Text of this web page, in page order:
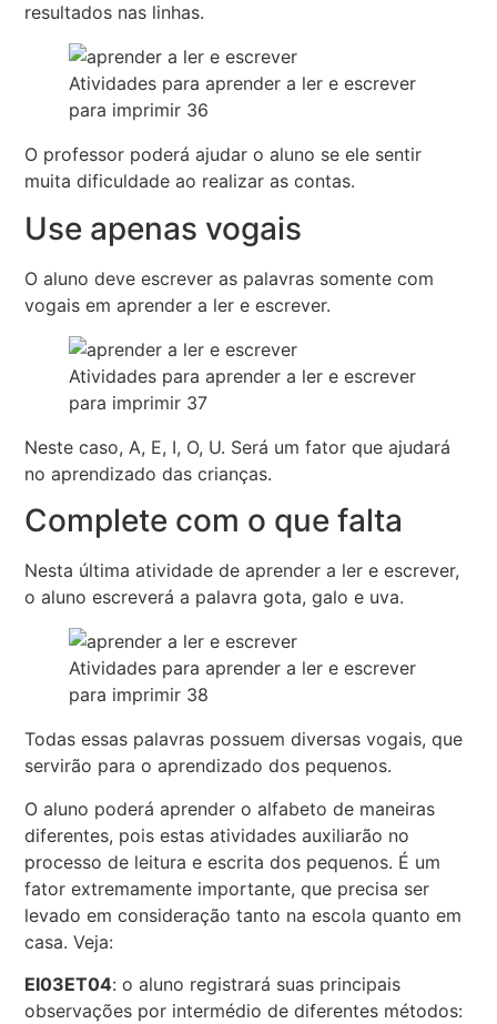
resultados nas linhas.
Atividades para aprender a ler e escrever
para imprimir 36
O professor poderá ajudar o aluno se ele sentir
muita dificuldade ao realizar as contas.
Use apenas vogais
O aluno deve escrever as palavras somente com
vogais em aprender a ler e escrever.
Atividades para aprender a ler e escrever
para imprimir 37
Neste caso, A, E, I, O, U. Será um fator que ajudará
no aprendizado das crianças.
Complete com o que falta
Nesta última atividade de aprender a ler e escrever,
o aluno escreverá a palavra gota, galo e uva.
Atividades para aprender a ler e escrever
para imprimir 38
Todas essas palavras possuem diversas vogais, que
servirão para o aprendizado dos pequenos.
O aluno poderá aprender o alfabeto de maneiras
diferentes, pois estas atividades auxiliarão no
processo de leitura e escrita dos pequenos. É um
fator extremamente importante, que precisa ser
levado em consideração tanto na escola quanto em
casa. Veja:
EI03ET04: o aluno registrará suas principais
observações por intermédio de diferentes métodos: